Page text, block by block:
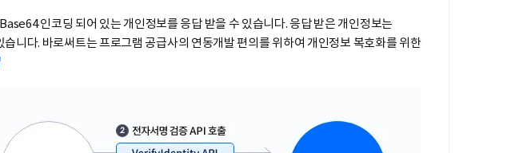
인코딩 되어 있는 개인정보를 응답 받을 수 있습니다. 응답 받은 개인정보는
니다. 바로써트는 프로그램 공급사의 연동개발 편의를 위하여 개인정보 복호화를 위한